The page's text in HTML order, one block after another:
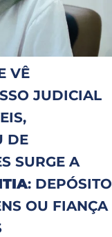
VÊ
JUDICIAL
DE
SURGE A
: DEPÓSITO
OU FIANÇA